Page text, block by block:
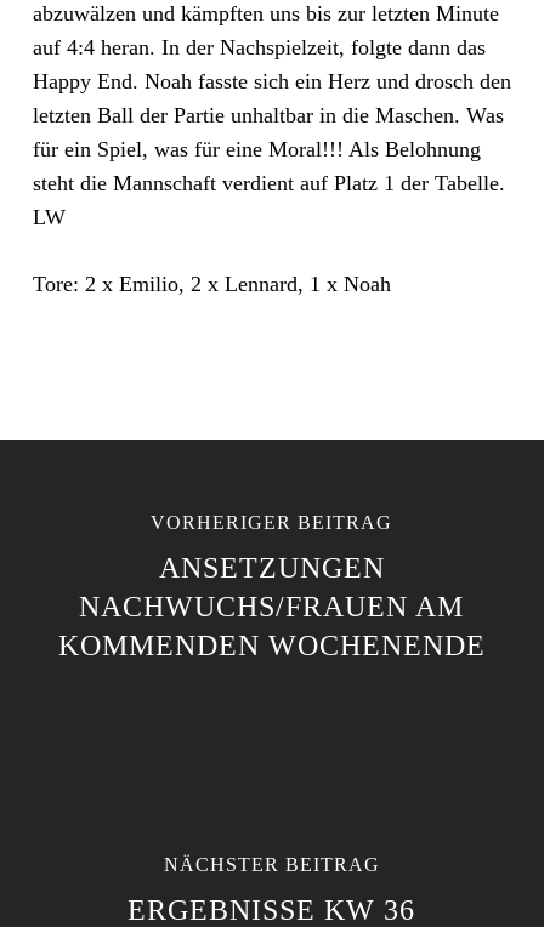
abzuwälzen und kämpften uns bis zur letzten Minute
auf 4:4 heran. In der Nachspielzeit, folgte dann das
Happy End. Noah fasste sich ein Herz und drosch den
letzten Ball der Partie unhaltbar in die Maschen. Was
für ein Spiel, was für eine Moral!!! Als Belohnung
steht die Mannschaft verdient auf Platz 1 der Tabelle.
LW
Tore: 2 x Emilio, 2 x Lennard, 1 x Noah
VORHERIGER BEITRAG
ANSETZUNGEN
NACHWUCHS/FRAUEN AM
KOMMENDEN WOCHENENDE
NÄCHSTER BEITRAG
ERGEBNISSE KW 36